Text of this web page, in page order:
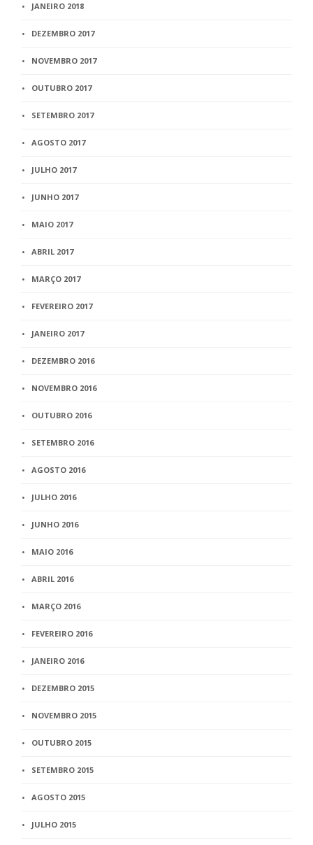
JANEIRO 2018
DEZEMBRO 2017
NOVEMBRO 2017
OUTUBRO 2017
SETEMBRO 2017
AGOSTO 2017
JULHO 2017
JUNHO 2017
MAIO 2017
ABRIL 2017
MARÇO 2017
FEVEREIRO 2017
JANEIRO 2017
DEZEMBRO 2016
NOVEMBRO 2016
OUTUBRO 2016
SETEMBRO 2016
AGOSTO 2016
JULHO 2016
JUNHO 2016
MAIO 2016
ABRIL 2016
MARÇO 2016
FEVEREIRO 2016
JANEIRO 2016
DEZEMBRO 2015
NOVEMBRO 2015
OUTUBRO 2015
SETEMBRO 2015
AGOSTO 2015
JULHO 2015